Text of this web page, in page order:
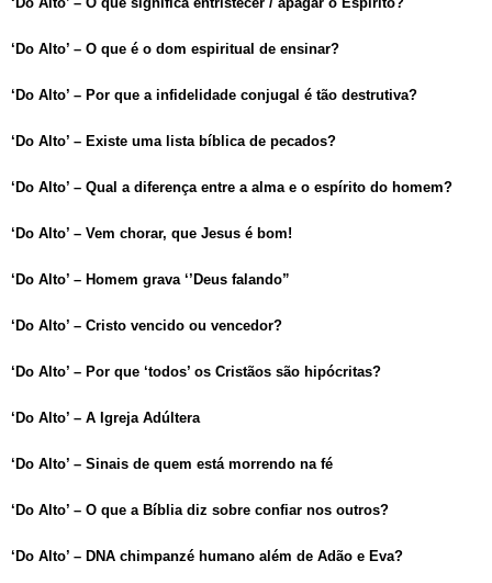
‘Do Alto’ – O que é o dom espiritual de ensinar?
‘Do Alto’ – Por que a infidelidade conjugal é tão destrutiva?
‘Do Alto’ – Existe uma lista bíblica de pecados?
‘Do Alto’ – Qual a diferença entre a alma e o espírito do homem?
‘Do Alto’ – Vem chorar, que Jesus é bom!
‘Do Alto’ – Homem grava ‘’Deus falando”
‘Do Alto’ – Cristo vencido ou vencedor?
‘Do Alto’ – Por que ‘todos’ os Cristãos são hipócritas?
‘Do Alto’ – A Igreja Adúltera
‘Do Alto’ – Sinais de quem está morrendo na fé
‘Do Alto’ – O que a Bíblia diz sobre confiar nos outros?
‘Do Alto’ – DNA chimpanzé humano além de Adão e Eva?